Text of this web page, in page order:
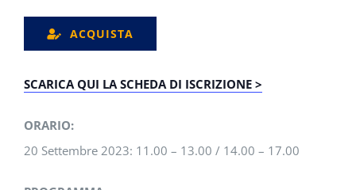
ACQUISTA
SCARICA QUI LA SCHEDA DI ISCRIZIONE >
ORARIO:
20 Settembre 2023: 11.00 – 13.00 / 14.00 – 17.00